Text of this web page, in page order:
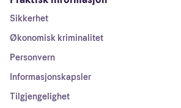
Sikkerhet
Økonomisk kriminalitet
Personvern
Informasjonskapsler
Tilgjengelighet